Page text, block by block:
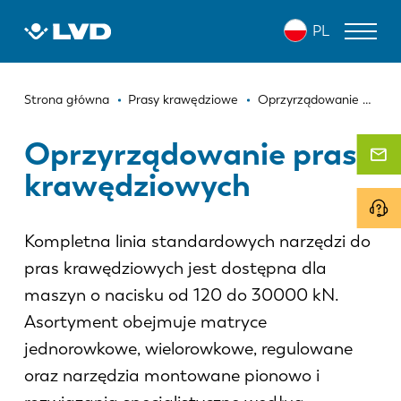
PL
Ścieżka
Strona główna Prasy krawędziowe Oprzyrządowanie pras krawędziowych
Oprzyrządowanie pras
krawędziowych
Kompletna linia standardowych narzędzi do
pras krawędziowych jest dostępna dla
maszyn o nacisku od 120 do 30000 kN.
Asortyment obejmuje matryce
jednorowkowe, wielorowkowe, regulowane
oraz narzędzia montowane pionowo i
WYCINARKI LASEROWE
ZAGINARKI DO PANELI
NOŻYCE GILOTYNOWE
OPROGRAMOWANIE
OBSŁUGA KLIENTA
O firmie LVD